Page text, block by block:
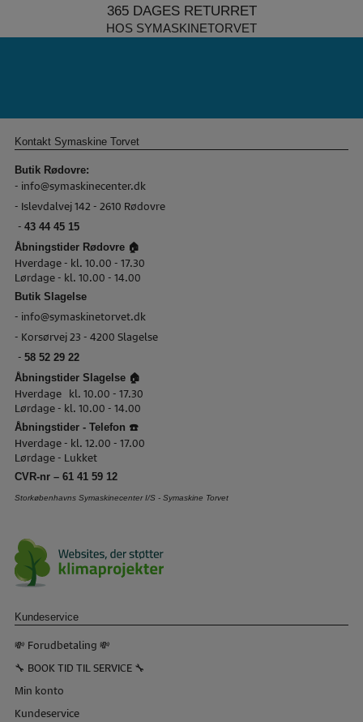
365 DAGES RETURRET
HOS SYMASKINETORVET
Kontakt Symaskine Torvet
Butik Rødovre:
- info@symaskinecenter.dk
- Islevdalvej 142 - 2610 Rødovre
- 43 44 45 15
Åbningstider Rødovre 🏠
Hverdage - kl. 10.00 - 17.30
Lørdage - kl. 10.00 - 14.00
Butik Slagelse
- info@symaskinetorvet.dk
- Korsørvej 23 - 4200 Slagelse
- 58 52 29 22
Åbningstider Slagelse 🏠
Hverdage kl. 10.00 - 17.30
Lørdage - kl. 10.00 - 14.00
Åbningstider - Telefon ☎️
Hverdage - kl. 12.00 - 17.00
Lørdage - Lukket
CVR-nr – 61 41 59 12
Storkøbenhavns Symaskinecenter I/S - Symaskine Torvet
Kundeservice
💸 Forudbetaling 💸
🔧 BOOK TID TIL SERVICE 🔧
Min konto
Kundeservice